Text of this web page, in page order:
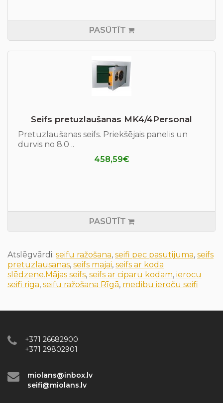
PASŪTĪT
Seifs pretuzlaušanas МK4/4Personal
Pretuzlaušanas seifs. Priekšējais panelis un
durvis no 8.0 ..
458,59€
PASŪTĪT
Atslēgvārdi: seifu ražošana, seifi pec pasutijuma, seifs
pretuzlausanas, seifs majai, seifs ar koda
slēdzene.Mājas seifs, seifs ar ciparu kodam, ierocu
seifi riga, seifu ražošana Rīgā, medibu ieroču seifi
+371 26682900
+371 29802901
miolans@inbox.lv
seifi@miolans.lv